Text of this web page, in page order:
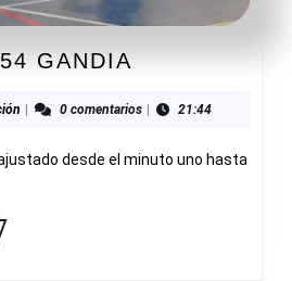
GANDIA
54
Redacción
| 0 comentarios | 21:44
desde el minuto uno hasta